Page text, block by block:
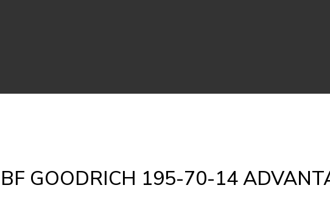
BF GOODRICH 195-70-14